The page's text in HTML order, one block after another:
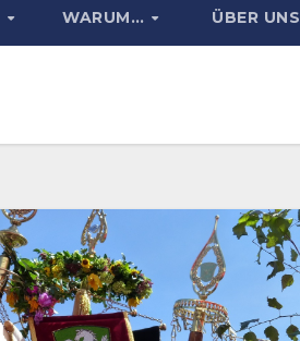
WARUM… ÜBER UNS